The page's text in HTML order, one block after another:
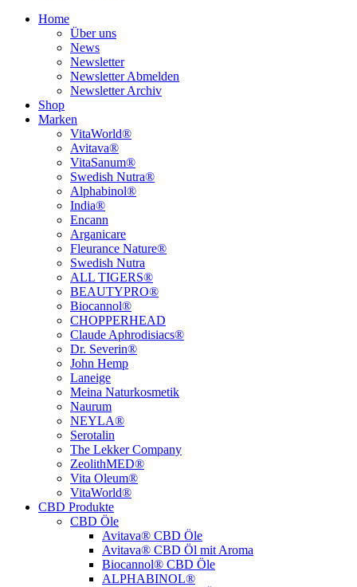
Home
Über uns
News
Newsletter
Newsletter Abmelden
Newsletter Archiv
Shop
Marken
VitaWorld®
Avitava®
VitaSanum®
Swedish Nutra®
Alphabinol®
India®
Encann
Arganicare
Fleurance Nature®
Swedish Nutra
ALL TIGERS®
BEAUTYPRO®
Biocannol®
CHOPPERHEAD
Claude Aphrodisiacs®
Dr. Severin®
John Hemp
Laneige
Meina Naturkosmetik
Naurum
NEYLA®
Serotalin
The Lekker Company
ZeolithMED®
Vita Oleum®
VitaWorld®
CBD Produkte
CBD Öle
Avitava® CBD Öle
Avitava® CBD Öl mit Aroma
Biocannol® CBD Öle
ALPHABINOL®